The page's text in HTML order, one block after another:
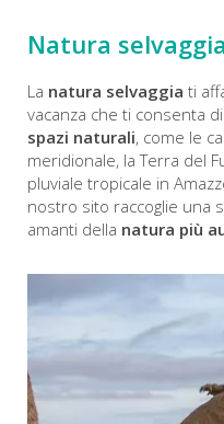
Natura selvaggia
La natura selvaggia ti
vacanza che ti consenta
spazi naturali, come le
meridionale, la Terra del
pluviale tropicale in
nostro sito raccoglie una
amanti della natura più